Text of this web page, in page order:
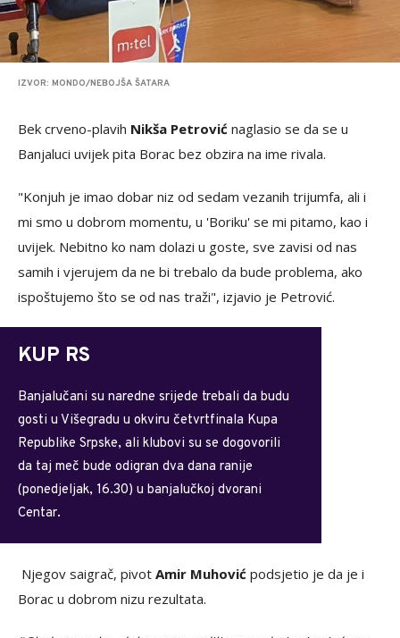
IZVOR: MONDO/NEBOJŠA ŠATARA
Bek crveno-plavih Nikša Petrović naglasio se da se u
Banjaluci uvijek pita Borac bez obzira na ime rivala.
"Konjuh je imao dobar niz od sedam vezanih trijumfa, ali i
mi smo u dobrom momentu, u 'Boriku' se mi pitamo, kao i
uvijek. Nebitno ko nam dolazi u goste, sve zavisi od nas
samih i vjerujem da ne bi trebalo da bude problema, ako
ispoštujemo što se od nas traži", izjavio je Petrović.
KUP RS
Banjalučani su naredne srijede trebali da budu
gosti u Višegradu u okviru četvrtfinala Kupa
Republike Srpske, ali klubovi su se dogovorili
da taj meč bude odigran dva dana ranije
(ponedjeljak, 16.30) u banjalučkoj dvorani
Centar.
Njegov saigrač, pivot Amir Muhović podsjetio je da je i
Borac u dobrom nizu rezultata.